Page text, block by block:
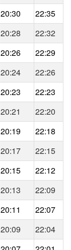
20:30
22:35
20:28
22:32
20:26
22:29
20:24
22:26
20:23
22:23
20:21
22:20
20:19
22:18
20:17
22:15
20:15
22:12
20:13
22:09
20:11
22:07
20:09
22:04